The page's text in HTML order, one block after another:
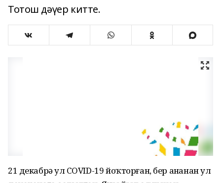
Тотош дәүер китте.
21 декабрҙә ул COVID-19 йоҡторған, бер аҙнанан ул